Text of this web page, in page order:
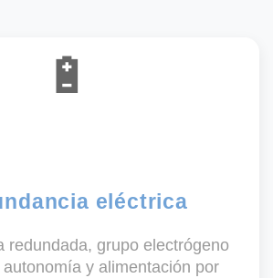
🔋
eléctrica
redundada, grupo electrógeno
y alimentación por